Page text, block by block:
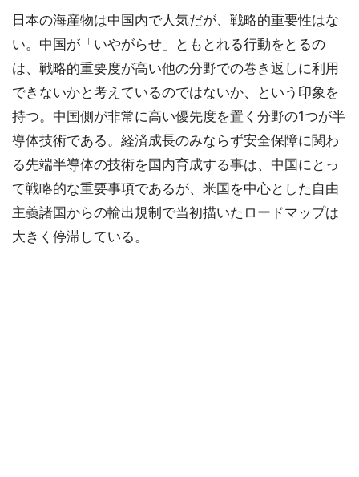
日本の海産物は中国内で人気だが、戦略的重要性はな
い。中国が「いやがらせ」ともとれる行動をとるの
は、戦略的重要度が高い他の分野での巻き返しに利用
できないかと考えているのではないか、という印象を
持つ。中国側が非常に高い優先度を置く分野の1つが半
導体技術である。経済成長のみならず安全保障に関わ
る先端半導体の技術を国内育成する事は、中国にとっ
て戦略的な重要事項であるが、米国を中心とした自由
主義諸国からの輸出規制で当初描いたロードマップは
大きく停滞している。